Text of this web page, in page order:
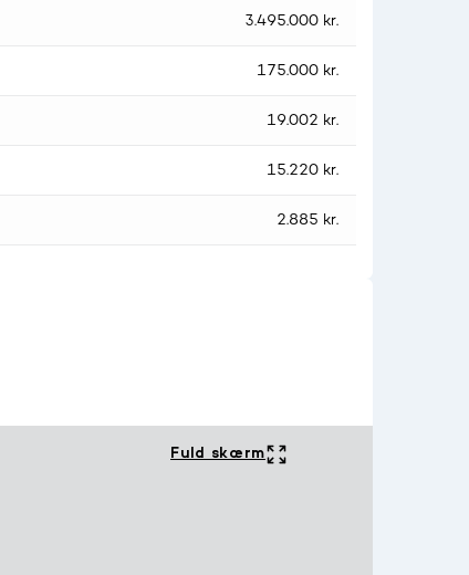
3.495.000 kr.
175.000 kr.
19.002 kr.
15.220 kr.
2.885 kr.
Fuld skærm